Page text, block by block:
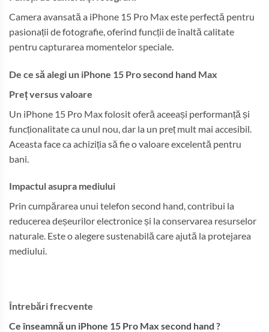
Camera avansată a iPhone 15 Pro Max este perfectă pentru
pasionații de fotografie, oferind funcții de înaltă calitate
pentru capturarea momentelor speciale.
De ce să alegi un iPhone 15 Pro second hand Max
Preț versus valoare
Un iPhone 15 Pro Max folosit oferă aceeași performanță și
funcționalitate ca unul nou, dar la un preț mult mai accesibil.
Aceasta face ca achiziția să fie o valoare excelentă pentru
bani.
Impactul asupra mediului
Prin cumpărarea unui telefon second hand, contribui la
reducerea deșeurilor electronice și la conservarea resurselor
naturale. Este o alegere sustenabilă care ajută la protejarea
mediului.
Întrebări frecvente
Ce înseamnă un iPhone 15 Pro Max second hand ?